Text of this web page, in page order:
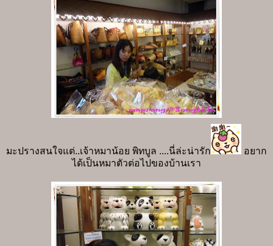
มะปรางสนใจแต่..เจ้าหมาน้อย พิทบูล ....นี่ล่ะน่ารัก
อยาก
ได้เป็นหมาตัวต่อไปของบ้านเรา